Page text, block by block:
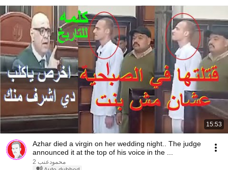
15:53
Azhar died a virgin on her wedding night.. The judge
announced it at the top of his voice in the ...
محمودعنب 2